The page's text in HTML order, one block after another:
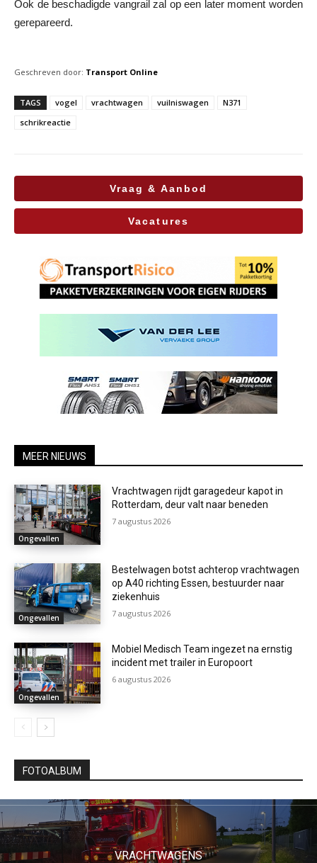
Ook de beschadigde vangrail zal op een later moment worden
gerepareerd.
Geschreven door: Transport Online
TAGS vogel vrachtwagen vuilniswagen
N371
schrikreactie
Vraag & Aanbod
Vacatures
MEER NIEUWS
Ongevallen
Vrachtwagen rijdt garagedeur kapot in
Rotterdam, deur valt naar beneden
7 augustus 2026
Ongevallen
Bestelwagen botst achterop vrachtwagen
op A40 richting Essen, bestuurder naar
ziekenhuis
7 augustus 2026
Ongevallen
Mobiel Medisch Team ingezet na ernstig
incident met trailer in Europoort
6 augustus 2026
FOTOALBUM
VRACHTWAGENS